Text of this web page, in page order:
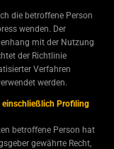
die betroffene Person
wenden. Der
mit der Nutzung
der Richtlinie
Verfahren
werden.
Profiling
betroffene Person hat
gewährte Recht,